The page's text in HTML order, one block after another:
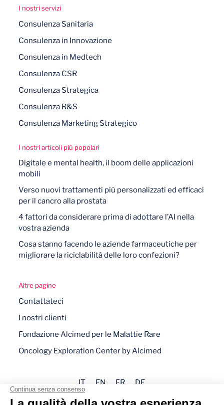
I nostri servizi
Consulenza Sanitaria
Consulenza in Innovazione
Consulenza in Medtech
Consulenza CSR
Consulenza Strategica
Consulenza R&S
Consulenza Marketing Strategico
I nostri articoli più popolari
Digitale e mental health, il boom delle applicazioni
mobili
Verso nuovi trattamenti più personalizzati ed efficaci
per il cancro alla prostata
4 fattori da considerare prima di adottare l’AI nella
vostra azienda
Cosa stanno facendo le aziende farmaceutiche per
migliorare la riciclabilità delle loro confezioni?
Altre pagine
Contattateci
I nostri clienti
Fondazione Alcimed per le Malattie Rare
Oncology Exploration Center by Alcimed
IT EN FR DE